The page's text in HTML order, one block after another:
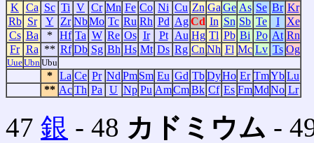
K
Ca Sc Ti V Cr Mn Fe Co Ni Cu Zn Ga Ge As Se Br Kr
Rb Sr Y Zr NbMo Tc Ru Rh Pd Ag Cd In Sn Sb Te I
Xe
Cs Ba * Hf Ta W Re Os Ir Pt Au Hg Tl Pb Bi Po At Rn
Fr Ra ** Rf Db Sg Bh Hs Mt Ds Rg Cn Nh Fl Mc Lv Ts Og
UueUbn Ubu
* La Ce Pr Nd PmSm Eu Gd Tb DyHo Er TmYbLu
** AcTh Pa U Np Pu AmCmBk Cf Es FmMdNo Lr
47 銀 ‐ 48 カドミウム ‐